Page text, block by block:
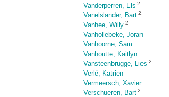
Vanderperren, Els 2
Vanelslander, Bart 2
Vanhee, Willy 2
Vanhollebeke, Joran
Vanhoorne, Sam
Vanhoutte, Kaitlyn
Vansteenbrugge, Lies 2
Verlé, Katrien
Vermeersch, Xavier
Verschueren, Bart 2